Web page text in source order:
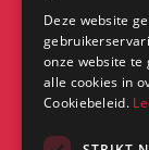
Heeft u
Deze website
onze website te
alle cookies in
Cookiebeleid.